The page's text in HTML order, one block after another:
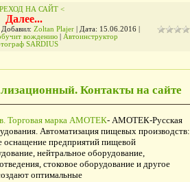
НА САЙТ <
Далее...
Zoltan Plajer| Дата: 15.06.2016|
вождению| Автоинструктор
SARDIUS
Контакты на сайте
Торговая марка АМОТЕК- АМОТЕК-Русская
Автоматизация пищевых производств:
оснащение предприятий пищевой
нейтральное оборудование,
cтоковое оборудование и другое
оптимальные